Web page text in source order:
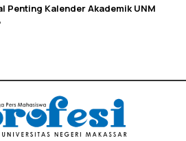
Penting Kalender Akademik UNM